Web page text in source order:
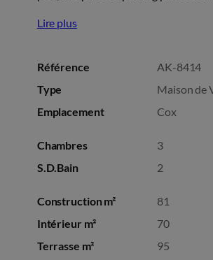
Lire plus
Référence
AK-8414
Type
Maison de
Emplacement
Cox
Chambres
3
S.D.Bain
2
Construction m²
81
Intérieur m²
70
Terrasse m²
95